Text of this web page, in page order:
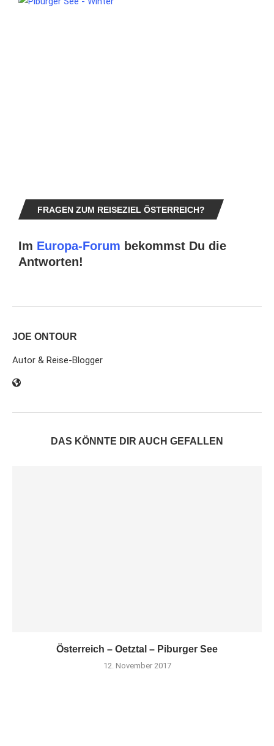
FRAGEN ZUM REISEZIEL ÖSTERREICH?
Im Europa-Forum bekommst Du die
Antworten!
JOE ONTOUR
Autor & Reise-Blogger
DAS KÖNNTE DIR AUCH GEFALLEN
Österreich – Oetztal – Piburger See
12. November 2017